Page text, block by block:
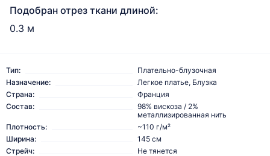
Подобран отрез ткани длиной:
0.3 м
Тип:
Плательно-блузочная
Назначение:
Легкое платье, Блузка
Страна:
Франция
Состав:
98% вискоза / 2%
металлизированная нить
Плотность:
~110 г/м²
Ширина:
145 см
Стрейч:
Не тянется